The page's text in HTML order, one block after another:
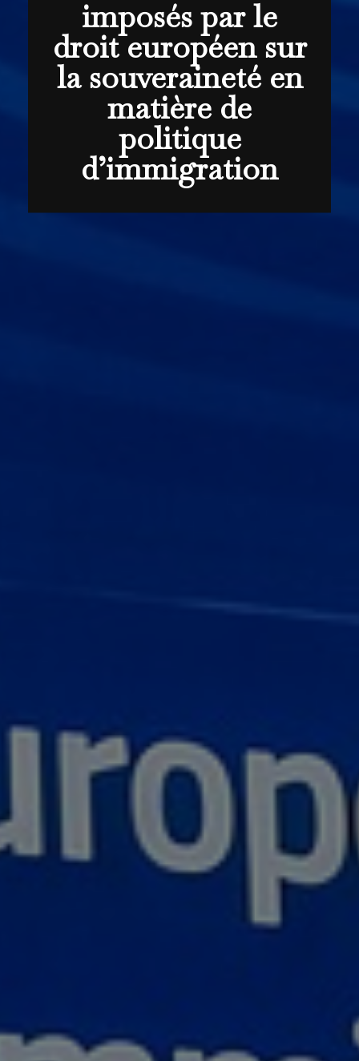
imposés par le
droit européen sur
la souveraineté en
matière de
politique
d’immigration